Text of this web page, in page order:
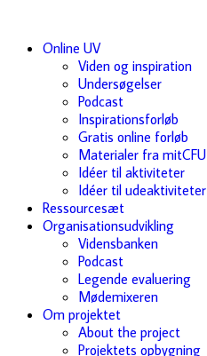
Online UV
Viden og inspiration
Undersøgelser
Podcast
Inspirationsforløb
Gratis online forløb
Materialer fra mitCFU
Idéer til aktiviteter
Idéer til udeaktiviteter
Ressourcesæt
Organisationsudvikling
Vidensbanken
Podcast
Legende evaluering
Mødemixeren
Om projektet
About the project
Projektets opbygning